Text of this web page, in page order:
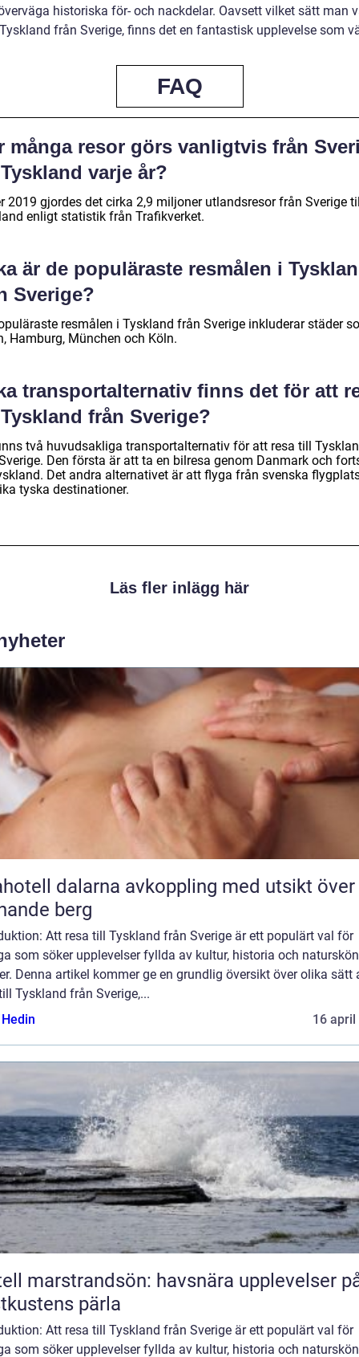
historiska för- och nackdelar. Oavsett vilket sätt man
från Sverige, finns det en fantastisk upplevelse som
FAQ
många resor görs vanligtvis från
varje år?
2019 gjordes det cirka 2,9 miljoner utlandsresor från Sverige
enligt statistik från Trafikverket.
är de populäraste resmålen i
Sverige?
resmålen i Tyskland från Sverige inkluderar städer
Hamburg, München och Köln.
transportalternativ finns det för att
från Sverige?
två huvudsakliga transportalternativ för att resa till
Den första är att ta en bilresa genom Danmark och
Det andra alternativet är att flyga från svenska
tyska destinationer.
Läs fler inlägg här
avkoppling med utsikt över
berg
Att resa till Tyskland från Sverige är ett populärt val för
som söker upplevelser fyllda av kultur, historia och
Denna artikel kommer ge en grundlig översikt över olika sätt
Tyskland från Sverige,...
16 april
marstrandsön: havsnära upplevelser
pärla
Att resa till Tyskland från Sverige är ett populärt val för
som söker upplevelser fyllda av kultur, historia och